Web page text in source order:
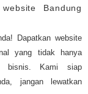
Bandung
Dapatkan website
yang tidak hanya
bisnis. Kami siap
jangan lewatkan